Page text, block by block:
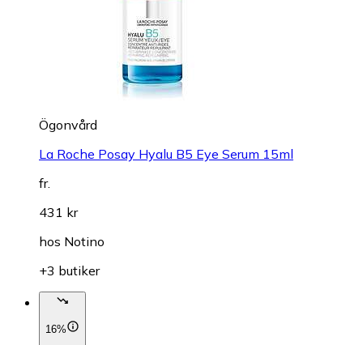
Ögonvård
La Roche Posay Hyalu B5 Eye Serum 15ml
fr.
431 kr
hos Notino
+3 butiker
16%